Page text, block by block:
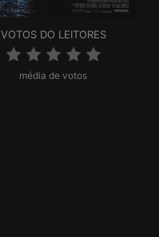
VOTOS DO LEITORES
média de votos